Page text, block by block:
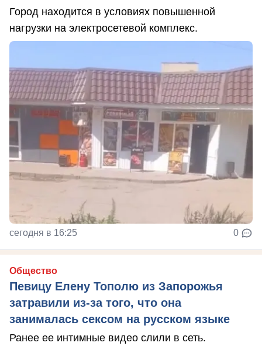
Город находится в условиях повышенной
нагрузки на электросетевой комплекс.
сегодня в 16:25 0
Общество
Певицу Елену Тополю из Запорожья
затравили из-за того, что она
занималась сексом на русском языке
Ранее ее интимные видео слили в сеть.